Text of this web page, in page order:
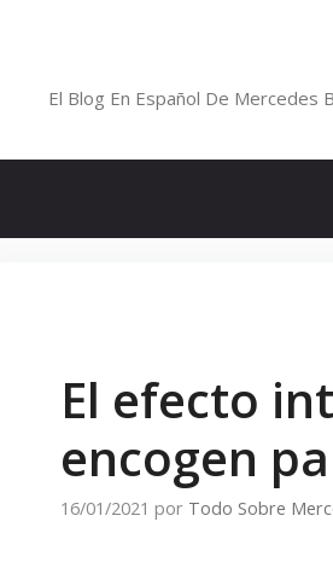
El Blog En Español De Mercedes
El efecto
encogen
16/01/2021 por Todo Sobre